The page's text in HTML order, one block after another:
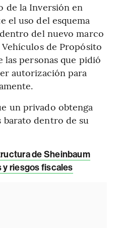
de la Inversión en
el uso del esquema
del nuevo marco
de Propósito
personas que pidió
autorización para
un privado obtenga
dentro de su
de Sheinbaum
y riesgos fiscales